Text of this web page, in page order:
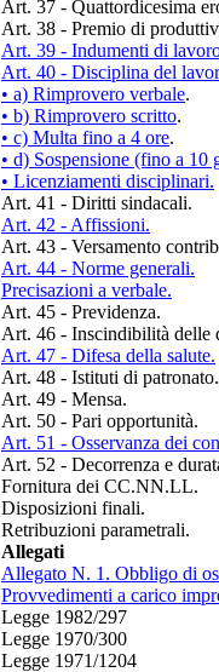
Art. 37 - Quattordicesima
Art. 38 - Premio di
Art. 39 - Indumenti di
Art. 40 - Disciplina del
• a) Rimprovero verbale.
• b) Rimprovero scritto.
• c) Multa fino a 4 ore.
• d) Sospensione (fino a 10
• Licenziamenti disciplinari.
Art. 41 - Diritti sindacali.
Art. 42 - Affissioni.
Art. 43 - Versamento
Art. 44 - Norme generali.
Precisazioni a verbale.
Art. 45 - Previdenza.
Art. 46 - Inscindibilità delle
Art. 47 - Difesa della salute.
Art. 48 - Istituti di patronato.
Art. 49 - Mensa.
Art. 50 - Pari opportunità.
Art. 51 - Osservanza dei
Art. 52 - Decorrenza e
Fornitura dei CC.NN.LL.
Disposizioni finali.
Retribuzioni parametrali.
Allegati
Allegato N. 1. Obbligo di
Provvedimenti a carico
Legge 1982/297
Legge 1970/300
Legge 1971/1204